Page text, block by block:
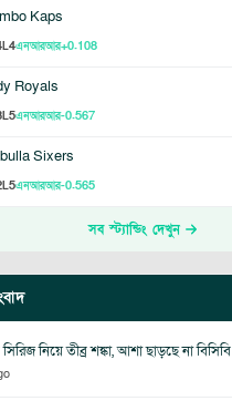
Kaps
L4এনআরআর+0.108
Royals
L5এনআরআর-0.567
Sixers
L5এনআরআর-0.565
সব স্ট্যান্ডিং দেখুন
নিয়ে তীব্র শঙ্কা, আশা ছাড়ছে না বিসিবি